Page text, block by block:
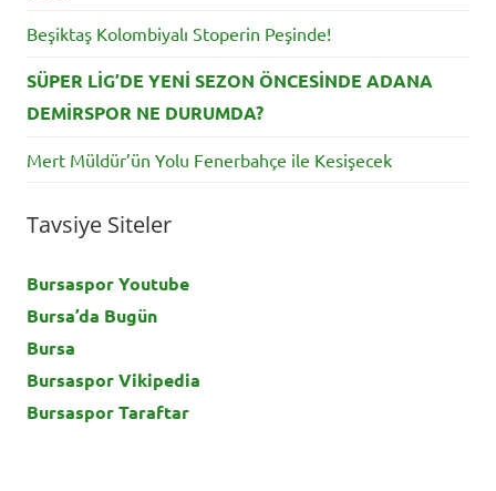
Beşiktaş Kolombiyalı Stoperin Peşinde!
SÜPER LİG’DE YENİ SEZON ÖNCESİNDE ADANA
DEMİRSPOR NE DURUMDA?
Mert Müldür’ün Yolu Fenerbahçe ile Kesişecek
Tavsiye Siteler
Bursaspor Youtube
Bursa’da Bugün
Bursa
Bursaspor Vikipedia
Bursaspor Taraftar